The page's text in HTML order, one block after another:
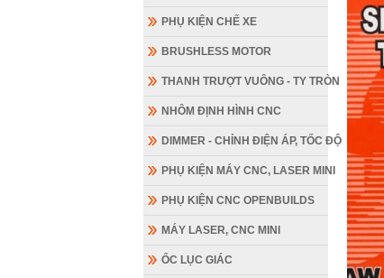
PHỤ KIỆN CHẾ XE
BRUSHLESS MOTOR
THANH TRƯỢT VUÔNG - TY TRÒN
NHÔM ĐỊNH HÌNH CNC
DIMMER - CHỈNH ĐIỆN ÁP, TỐC ĐỘ
PHỤ KIỆN MÁY CNC, LASER MINI
PHỤ KIỆN CNC OPENBUILDS
MÁY LASER, CNC MINI
ỐC LỤC GIÁC